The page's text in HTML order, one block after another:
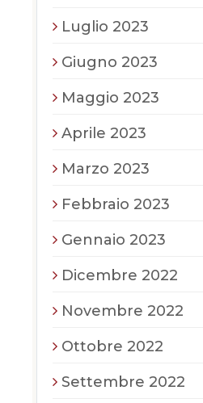
Luglio 2023
Giugno 2023
Maggio 2023
Aprile 2023
Marzo 2023
Febbraio 2023
Gennaio 2023
Dicembre 2022
Novembre 2022
Ottobre 2022
Settembre 2022